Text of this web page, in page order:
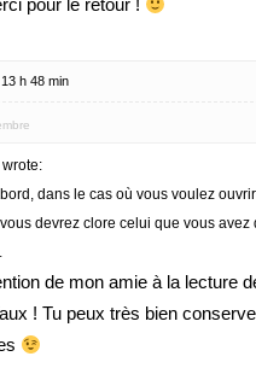
pour le retour !
h 48 min
wrote:
dans le cas où vous voulez
devrez clore celui que vous avez
de mon amie à la lecture
! Tu peux très bien